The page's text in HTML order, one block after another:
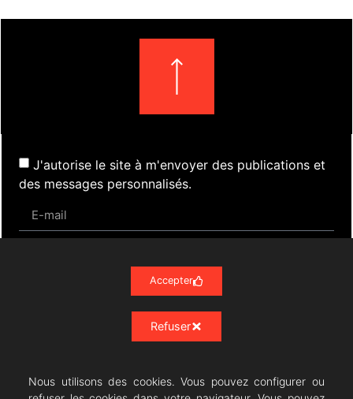
J'autorise le site à m'envoyer des publications et
des messages personnalisés.
Évènements Presse
Contact
Mentions Légales
Nous utilisons des cookies. Vous pouvez configurer ou
Accepter
Refuser